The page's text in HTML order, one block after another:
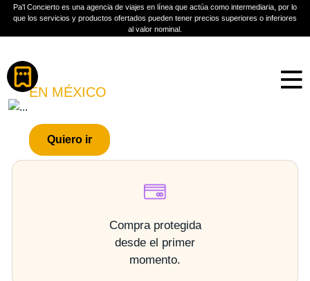
Pa'l Concierto es una agencia de viajes en línea que actúa como intermediaria, por lo
que los servicios y productos ofertados pueden tener precios superiores o inferiores
al valor nominal.
Boletos
MATUTE
EN MÉXICO
Quiero ir
Compra protegida
desde el primer
momento.